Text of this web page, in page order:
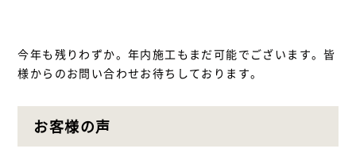
今年も残りわずか。年内施工もまだ可能でございます。皆
様からのお問い合わせお待ちしております。
お客様の声